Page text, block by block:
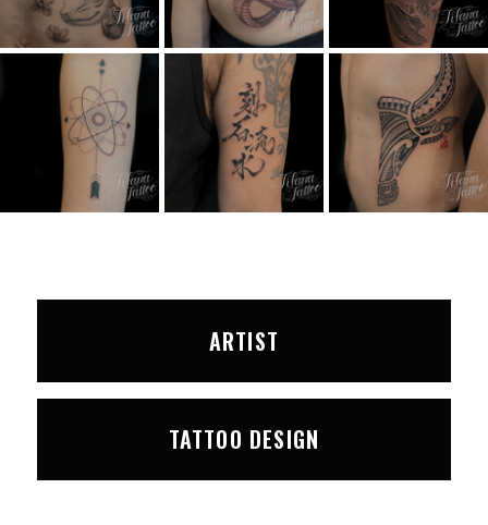
ARTIST
TATTOO DESIGN